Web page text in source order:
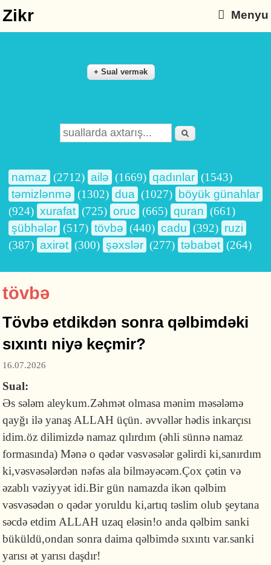
Zikr Menyu
Search form
Axtarış
namaz (2712) ailə (1669) qadınlar (1543)
təmizlənmə (1302) dua (1027)
böyük günahlar
(924) xurafat (725) oruc (665) quran (661)
şübhələr (517) tövbə (440) cadu (392) ruzi
(387) axirət (300) şəxslər (277) təbabət (264)
tövbə
Tövbə etdikdən sonra qəlbimdəki
sıxıntı niyə keçmir?
16.07.2026
Sual:
Əs sələm aleykum.Zəhmət olmasa mənim məsələmə
qayğı ilə yanaş ALLAH üçün. əvvəllər hədis inkarçısı
idim.öz dilimizdə namaz qılırdım (əhli sünnə namaz
formasında) Mənə o qədər vəsvəsələr gəlirdi ki,sanırdım
ki,vəsvəsələrdən nəfəs ala bilməyəcəm.Çox çətin və
əzablı vəziyyət idi.Bir gün namazda ikən qəlbim
vəsvəsədən o qədər yoruldu ki,artıq təslim olub şeytana
səcdə etdim ALLAH uzaq eləsin!o anda qəlbim sanki
büküldü,ondan sonra daima qəlbimdə sıxıntı var.sanki
yarısı ət yarısı daşdır!